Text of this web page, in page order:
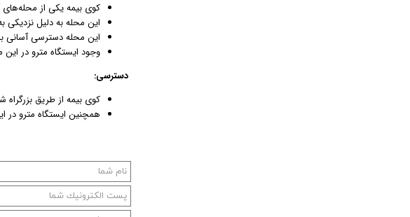
کوی بیمه یکی از
این محله به دلیل نزدیکی
این محله دسترسی آسانی
وجود ایستگاه مترو در
دسترسی:
کوی بیمه از طریق
همچنین ایستگاه مترو در